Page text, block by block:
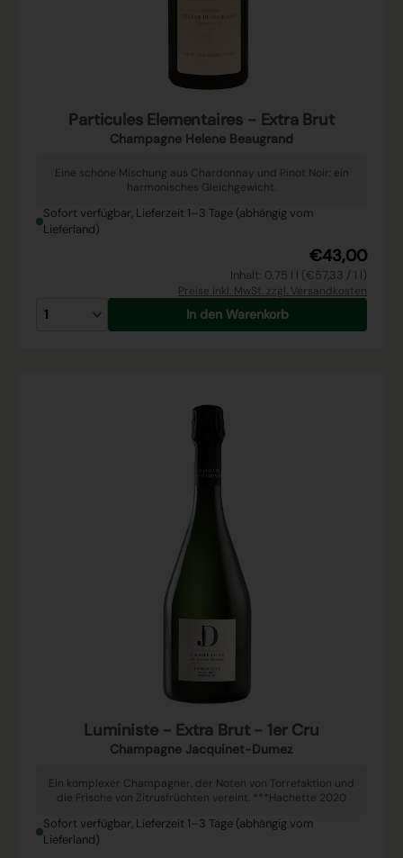
Particules Elementaires - Extra Brut
Champagne Helene Beaugrand
Eine schöne Mischung aus Chardonnay und Pinot Noir: ein
harmonisches Gleichgewicht.
Sofort verfügbar, Lieferzeit 1–3 Tage (abhängig vom
Lieferland)
€43,00
Inhalt: 0.75 l l (€57,33 / 1 l)
Preise inkl. MwSt. zzgl. Versandkosten
In den Warenkorb
Luministe - Extra Brut - 1er Cru
Champagne Jacquinet-Dumez
Ein komplexer Champagner, der Noten von Torrefaktion und
die Frische von Zitrusfrüchten vereint. ***Hachette 2020
Sofort verfügbar, Lieferzeit 1–3 Tage (abhängig vom
Lieferland)